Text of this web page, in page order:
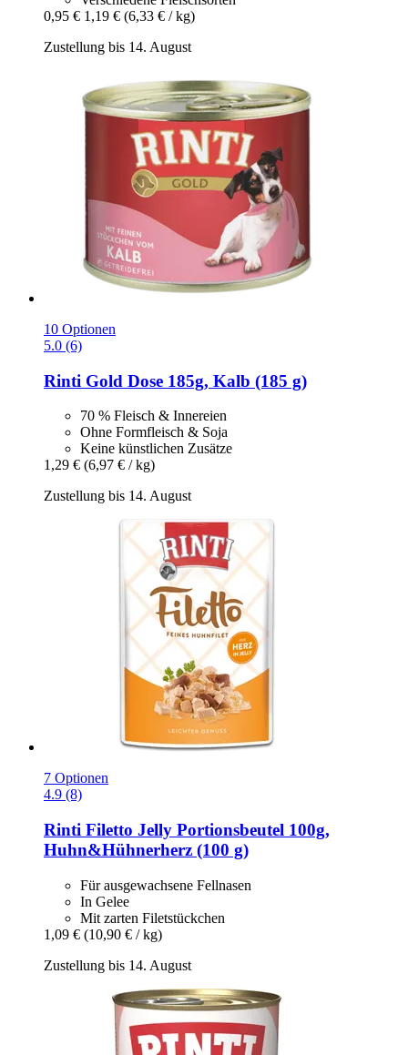
0,95 € 1,19 € (6,33 € / kg)
Zustellung bis 14. August
10 Optionen
5.0 (6)
Rinti Gold Dose 185g, Kalb (185 g)
70 % Fleisch & Innereien
Ohne Formfleisch & Soja
Keine künstlichen Zusätze
1,29 € (6,97 € / kg)
Zustellung bis 14. August
7 Optionen
4.9 (8)
Rinti Filetto Jelly Portionsbeutel 100g,
Huhn&Hühnerherz (100 g)
Für ausgewachsene Fellnasen
In Gelee
Mit zarten Filetstückchen
1,09 € (10,90 € / kg)
Zustellung bis 14. August